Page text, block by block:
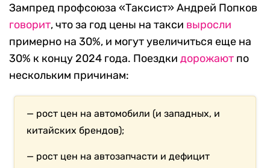
Зампред профсоюза «Таксист» Андрей Попков
говорит, что за год цены на такси выросли
примерно на 30%, и могут увеличиться еще на
30% к концу 2024 года. Поездки дорожают по
нескольким причинам:
— рост цен на автомобили (и западных, и
китайских брендов);
— рост цен на автозапчасти и дефицит